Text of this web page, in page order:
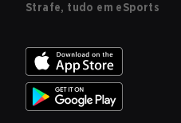
Strafe, tudo em eSports